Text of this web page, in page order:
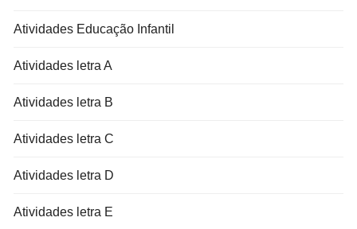
Atividades Educação Infantil
Atividades letra A
Atividades letra B
Atividades letra C
Atividades letra D
Atividades letra E